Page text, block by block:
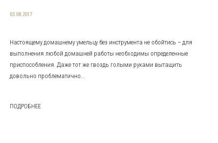
03.08.2017
Настоящему домашнему умельцу без инструмента не обойтись – для
выполнения любой домашней работы необходимы определенные
приспособления. Даже тот же гвоздь голыми руками вытащить
довольно проблематично...
ПОДРОБНЕЕ